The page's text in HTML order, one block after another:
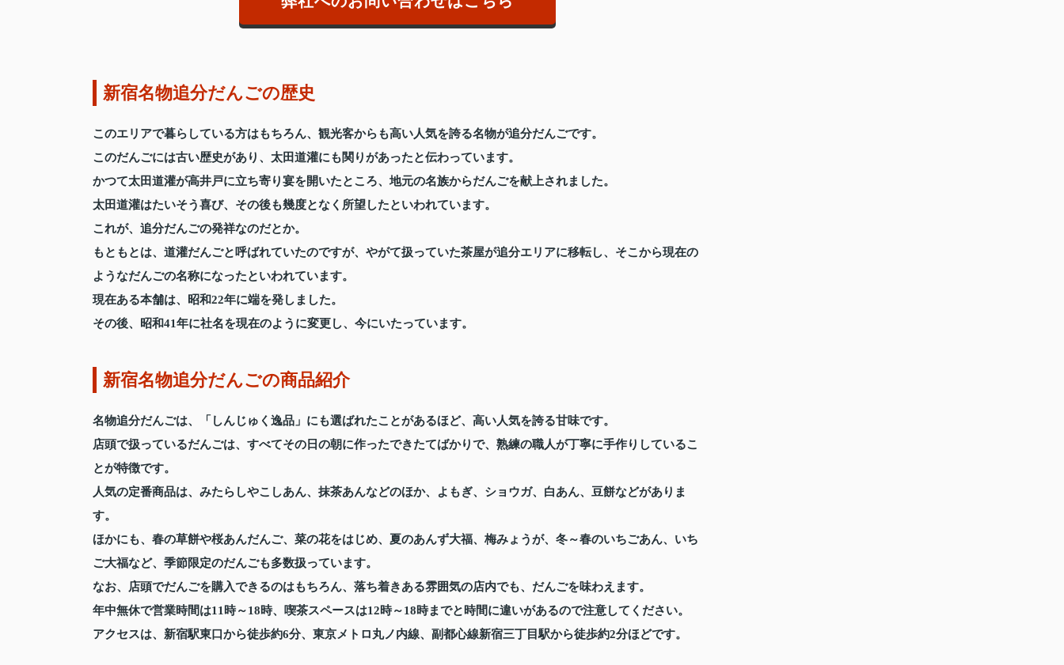
新宿名物追分だんごの歴史
このエリアで暮らしている方はもちろん、観光客からも高い人気を誇る名物が追分だんごです。
このだんごには古い歴史があり、太田道灌にも関りがあったと伝わっています。
かつて太田道灌が高井戸に立ち寄り宴を開いたところ、地元の名族からだんごを献上されました。
太田道灌はたいそう喜び、その後も幾度となく所望したといわれています。
これが、追分だんごの発祥なのだとか。
もともとは、道灌だんごと呼ばれていたのですが、やがて扱っていた茶屋が追分エリアに移転し、そこから現在の
ようなだんごの名称になったといわれています。
現在ある本舗は、昭和22年に端を発しました。
その後、昭和41年に社名を現在のように変更し、今にいたっています。
新宿名物追分だんごの商品紹介
名物追分だんごは、「しんじゅく逸品」にも選ばれたことがあるほど、高い人気を誇る甘味です。
店頭で扱っているだんごは、すべてその日の朝に作ったできたてばかりで、熟練の職人が丁寧に手作りしているこ
とが特徴です。
人気の定番商品は、みたらしやこしあん、抹茶あんなどのほか、よもぎ、ショウガ、白あん、豆餅などがありま
す。
ほかにも、春の草餅や桜あんだんご、菜の花をはじめ、夏のあんず大福、梅みょうが、冬～春のいちごあん、いち
ご大福など、季節限定のだんごも多数扱っています。
なお、店頭でだんごを購入できるのはもちろん、落ち着きある雰囲気の店内でも、だんごを味わえます。
年中無休で営業時間は11時～18時、喫茶スペースは12時～18時までと時間に違いがあるので注意してください。
アクセスは、新宿駅東口から徒歩約6分、東京メトロ丸ノ内線、副都心線新宿三丁目駅から徒歩約2分ほどです。